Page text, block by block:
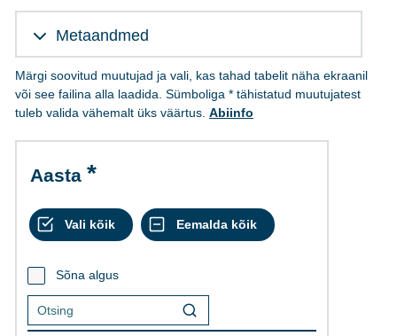
Metaandmed
Märgi soovitud muutujad ja vali, kas tahad tabelit näha ekraanil
või see failina alla laadida. Sümboliga * tähistatud muutujatest
tuleb valida vähemalt üks väärtus. Abiinfo
Aasta
Sõna algus